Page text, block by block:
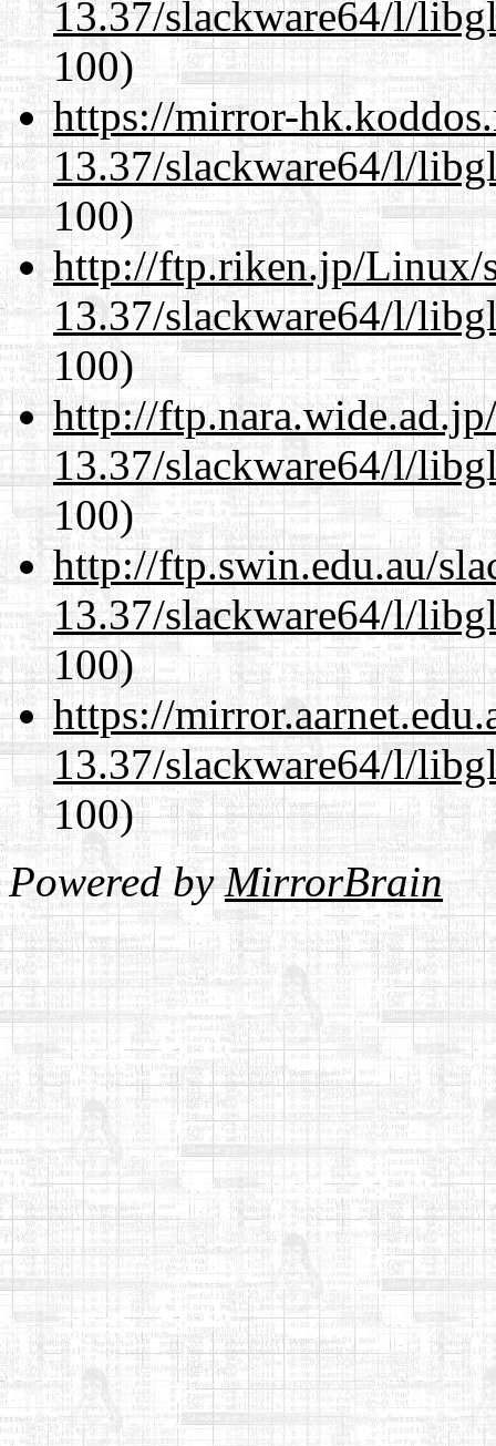
13.37/slackware64/l/
100)
https://mirror-
13.37/slackware64/l/
100)
http://ftp.riken.jp/Linux/
13.37/slackware64/l/
100)
http://
13.37/slackware64/l/
100)
http://ftp.swin.edu.au/
13.37/slackware64/l/
100)
https://
13.37/slackware64/l/
100)
Powered byMirrorBrain